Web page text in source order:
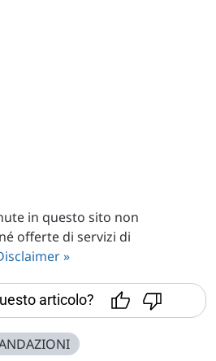
in questo sito non
offerte di servizi di
»
articolo?